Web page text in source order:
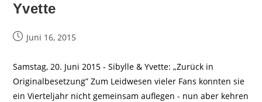
Yvette
BeitragJuni 16, 2015
Samstag, 20. Juni 2015 - Sibylle & Yvette: „Zurück in
Originalbesetzung” Zum Leidwesen vieler Fans konnten sie
ein Vierteljahr nicht gemeinsam auflegen - nun aber kehren